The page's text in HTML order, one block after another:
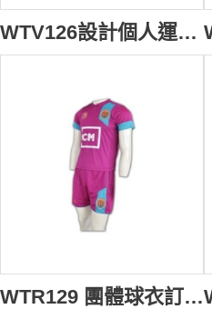
WTV126設計個人運動套裝 訂製專業運動套裝 TRACK SUITS套裝 自定運動套餐 運動套裝專業制服店 白色
WTR129 團體球衣訂製 足球制服 來版訂做球衣 排球服批發 玫紅色